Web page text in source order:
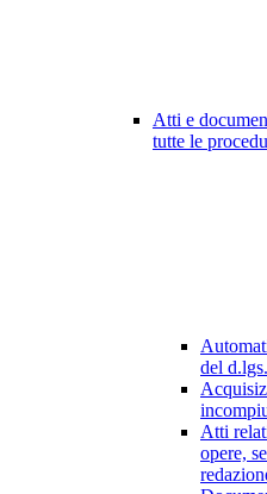
Atti e
tutte le
del
Atti
opere,